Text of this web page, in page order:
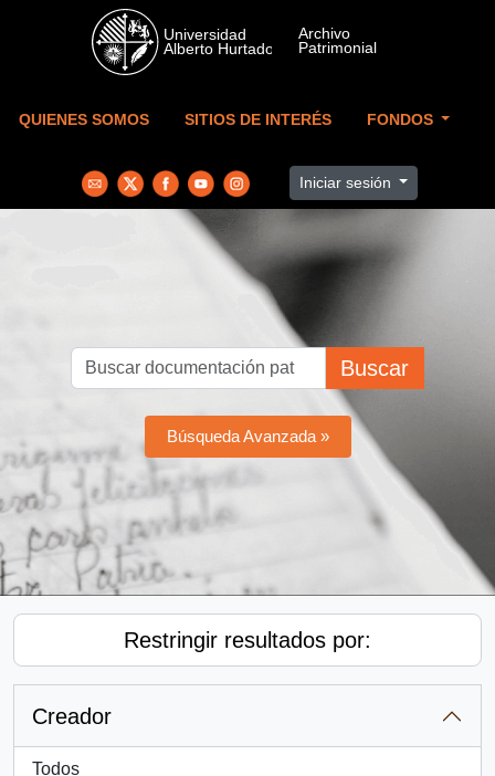
Skip to main content
QUIENES SOMOS SITIOS DE INTERÉS FONDOS
Iniciar sesión
Buscar
Búsqueda Avanzada »
Restringir resultados por:
Creador
Todos